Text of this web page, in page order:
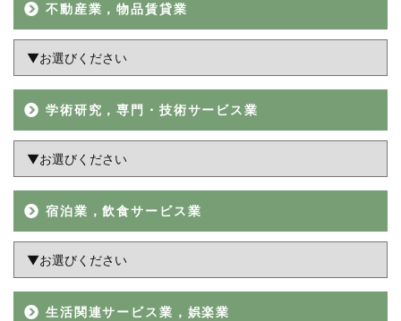
不動産業，物品賃貸業
学術研究，専門・技術サービス業
宿泊業，飲食サービス業
生活関連サービス業，娯楽業